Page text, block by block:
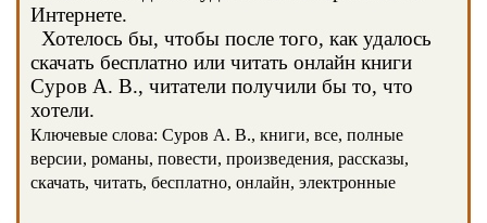
Интернете.
Хотелось бы, чтобы после того, как удалось
скачать бесплатно или читать онлайн книги
Суров А. В., читатели получили бы то, что
хотели.
Ключевые слова: Суров А. В., книги, все, полные
версии, романы, повести, произведения, рассказы,
скачать, читать, бесплатно, онлайн, электронные